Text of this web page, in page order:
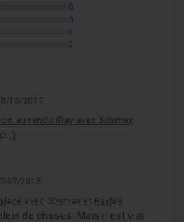
6
3
0
0
10/2017
au rendu iRay avec 3dsmax
;)
07/2015
avec 3Dsmax et Rayfire
de choses. Mais il est vrai